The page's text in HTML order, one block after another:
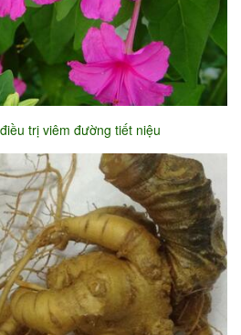
trị viêm đường tiết niệu